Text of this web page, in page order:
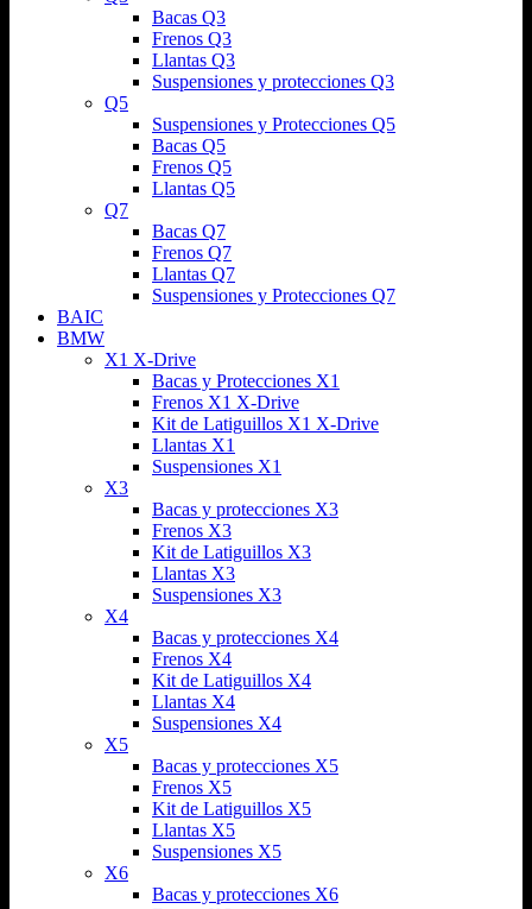
Bacas Q3
Frenos Q3
Llantas Q3
Suspensiones y protecciones Q3
Q5
Suspensiones y Protecciones Q5
Bacas Q5
Frenos Q5
Llantas Q5
Q7
Bacas Q7
Frenos Q7
Llantas Q7
Suspensiones y Protecciones Q7
BAIC
BMW
X1 X-Drive
Bacas y Protecciones X1
Frenos X1 X-Drive
Kit de Latiguillos X1 X-Drive
Llantas X1
Suspensiones X1
X3
Bacas y protecciones X3
Frenos X3
Kit de Latiguillos X3
Llantas X3
Suspensiones X3
X4
Bacas y protecciones X4
Frenos X4
Kit de Latiguillos X4
Llantas X4
Suspensiones X4
X5
Bacas y protecciones X5
Frenos X5
Kit de Latiguillos X5
Llantas X5
Suspensiones X5
X6
Bacas y protecciones X6